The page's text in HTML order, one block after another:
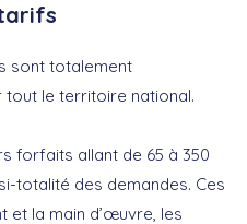
sont totalement
le territoire national.
forfaits allant de 65 à 350
totalité des demandes. Ces
et la main d’œuvre, les